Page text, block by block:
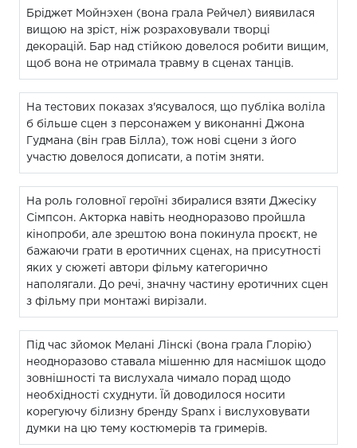
Бріджет Мойнэхен (вона грала Рейчел) виявилася
вищою на зріст, ніж розраховували творці
декорацій. Бар над стійкою довелося робити вищим,
щоб вона не отримала травму в сценах танців.
На тестових показах з'ясувалося, що публіка воліла
б більше сцен з персонажем у виконанні Джона
Гудмана (він грав Білла), тож нові сцени з його
участю довелося дописати, а потім зняти.
На роль головної героїні збиралися взяти Джесіку
Сімпсон. Акторка навіть неодноразово пройшла
кінопроби, але зрештою вона покинула проєкт, не
бажаючи грати в еротичних сценах, на присутності
яких у сюжеті автори фільму категорично
наполягали. До речі, значну частину еротичних сцен
з фільму при монтажі вирізали.
Під час зйомок Мелані Лінскі (вона грала Глорію)
неодноразово ставала мішенню для насмішок щодо
зовнішності та вислухала чимало порад щодо
необхідності схуднути. Їй доводилося носити
корегуючу білизну бренду Spanx і вислуховувати
думки на цю тему костюмерів та гримерів.